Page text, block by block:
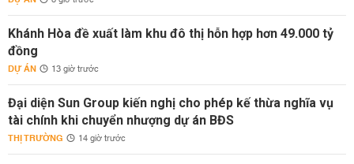
Khánh Hòa đề xuất làm khu đô thị hỗn hợp hơn 49.000 tỷ
đồng
DỰ ÁN 13 giờ trước
Đại diện Sun Group kiến nghị cho phép kế thừa nghĩa vụ
tài chính khi chuyển nhượng dự án BĐS
THỊ TRƯỜNG 14 giờ trước